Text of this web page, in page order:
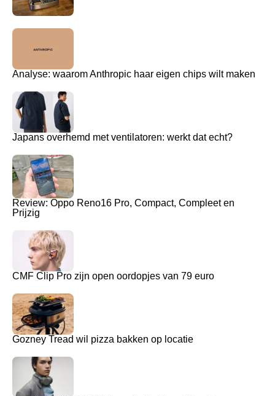
Analyse: waarom Anthropic haar eigen chips wilt maken
Japans overhemd met ventilatoren: werkt dat echt?
Review: Oppo Reno16 Pro, Compact, Compleet en
Prijzig
CMF Clip Pro zijn open oordopjes van 79 euro
Gozney Tread wil pizza bakken op locatie